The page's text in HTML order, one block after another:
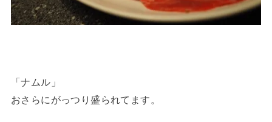
「ナムル」
おさらにがっつり盛られてます。